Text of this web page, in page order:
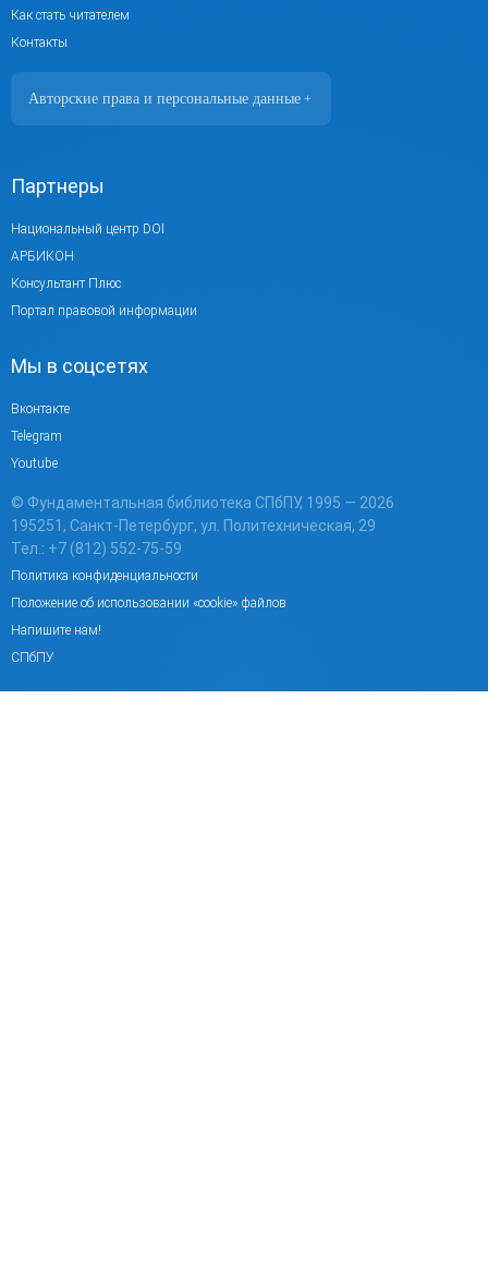
Как стать читателем
Контакты
Авторские права и персональные данные +
о персональных данных. Согласно
ст. 152.1 ГК РФ «Охрана изображения
гражданина», все фотоматериалы являются
объектами авторского права.
Их копирование и дальнейшее
правообладателя запрещено.
При использовании материалов портала
активная ссылка на источник обязательна.
Партнеры
Национальный центр DOI
АРБИКОН
Консультант Плюс
Портал правовой информации
Мы в соцсетях
Вконтакте
Telegram
Youtube
© Фундаментальная библиотека СПбПУ, 1995 — 2026
195251, Санкт-Петербург, ул. Политехническая, 29
Тел.: +7 (812) 552-75-59
Политика конфиденциальности
Положение об использовании «cookie» файлов
Напишите нам!
СПбПУ